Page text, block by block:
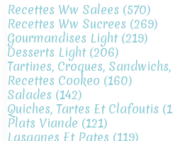
Recettes Ww Salees (570)
Recettes Ww Sucrees (269)
Gourmandises Light(219)
Desserts Light(206)
Tartines, Croques,
Recettes Cookeo (160)
Salades (142)
Quiches, Tartes Et Clafoutis
Plats Viande (121)
Lasagnes Et Pates (119)